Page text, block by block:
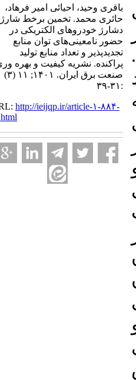
باقری وحید، احیائی امیر فرهاد،
حائری محمد. تخمین برخط شارژ و
دشارژ خودروهای الکتریکی در
حضور نامعینی‌های توان منابع
تجدیدپذیر و تعداد منابع تولید
پراکنده. نشریه کیفیت و بهره وری
صنعت برق ایران. ۱۴۰۱; ۱۱ (۳)
:۳۱-۳۹
URL:http://ieijqp.ir/article-۱-۸۸۴-
fa.html